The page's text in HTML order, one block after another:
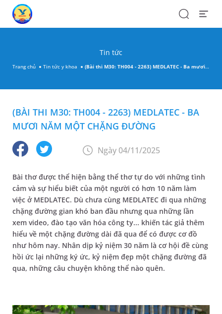
SearchOpen
Tin tức
Trang chủ Tin tức y khoa (Bài thi M30: TH004 - 2263) MEDLATEC - Ba mươi năm một chặng đường
(BÀI THI M30: TH004 - 2263) MEDLATEC - BA
MƯƠI NĂM MỘT CHẶNG ĐƯỜNG
Ngày 04/11/2025
Bài thơ được thể hiện bằng thể thơ tự do với những tình
cảm và sự hiểu biết của một người có hơn 10 năm làm
việc ở MEDLATEC. Dù chưa cùng MEDLATEC đi qua những
chặng đường gian khó ban đầu nhưng qua những lần
xem video, đào tạo văn hóa công ty... khiến tác giả thêm
hiểu về một chặng đường dài đã qua để có được cơ đồ
như hôm nay. Nhân dịp kỷ niệm 30 năm là cơ hội đề cùng
hồi ức lại những ký ức, kỷ niệm đẹp một chặng đường đã
qua, những câu chuyện không thể nào quên.